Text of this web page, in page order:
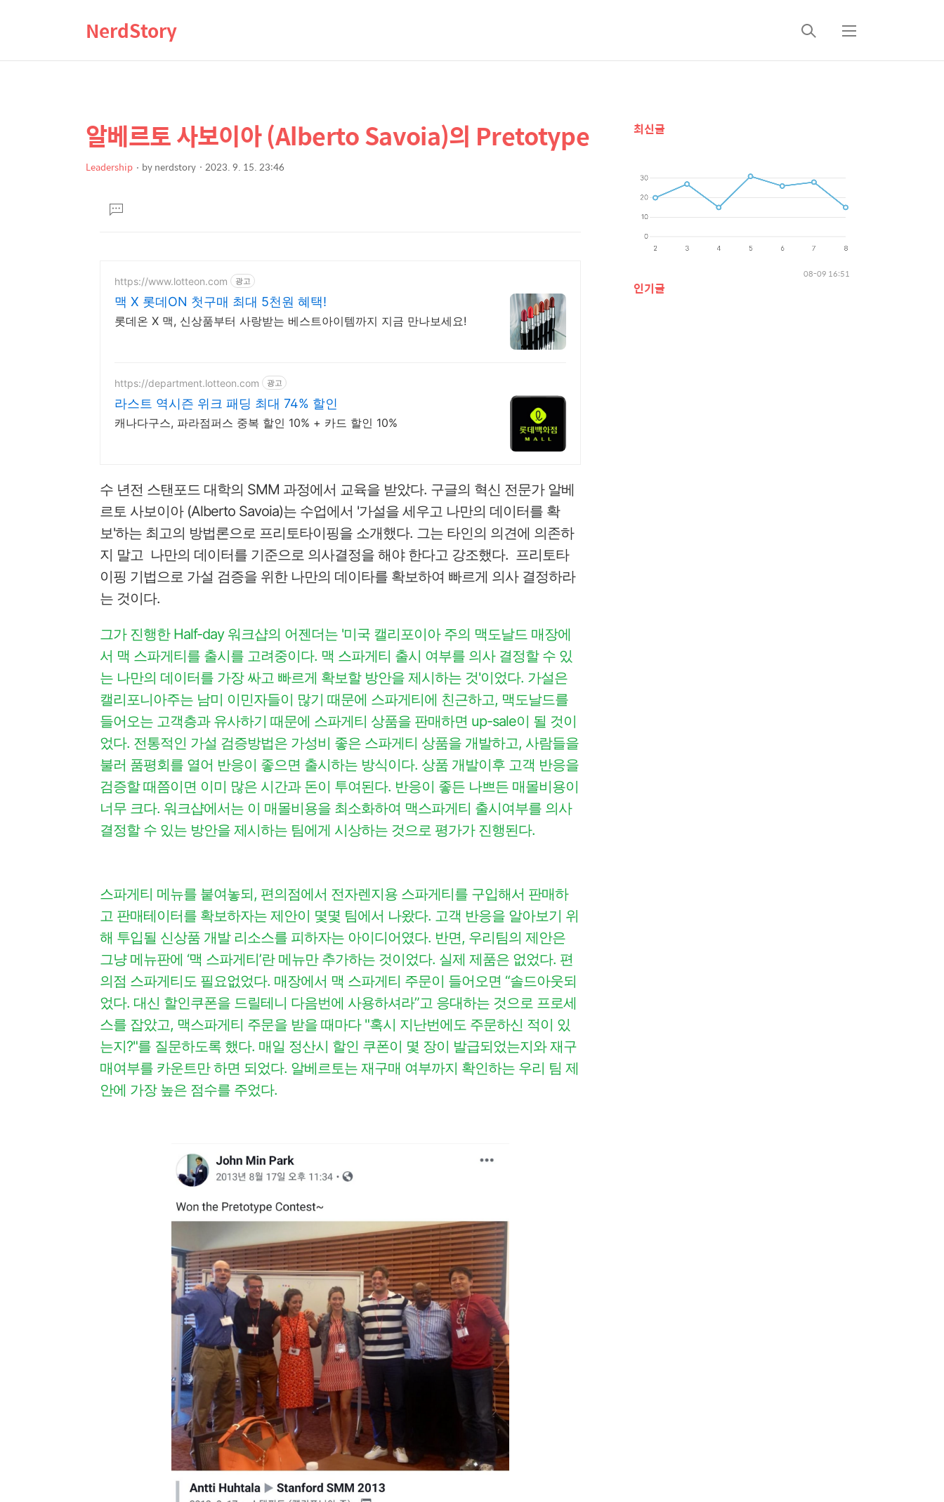
NerdStory
검
메
상
세
컨
본
문
제
알베르토 사보이아 (Alberto Savoia)의 Pretotype
Leadership bynerdstory 2023. 9. 15. 23:46
댓
글
https://www.lotteon.com 광고
맥 X 롯데ON 첫구매 최대 5천원 혜택!
롯데온 X 맥, 신상품부터 사랑받는 베스트아이템까지 지금 만나보세요!
https://department.lotteon.com 광고
라스트 역시즌 위크 패딩 최대 74% 할인
캐나다구스, 파라점퍼스 중복 할인 10% + 카드 할인 10%
수 년전 스탠포드 대학의 SMM 과정에서 교육을 받았다. 구글의 혁신 전문가 알베
르토 사보이아 (Alberto Savoia)는 수업에서 '가설을 세우고 나만의 데이터를 확
보'하는 최고의 방법론으로 프리토타이핑을 소개했다. 그는 타인의 의견에 의존하
지 말고 나만의 데이터를 기준으로 의사결정을 해야 한다고 강조했다. 프리토타
이핑 기법으로 가설 검증을 위한 나만의 데이타를 확보하여 빠르게 의사 결정하라
는 것이다.
그가 진행한 Half-day 워크샵의 어젠더는 '미국 캘리포이아 주의 맥도날드 매장에
서 맥 스파게티를 출시를 고려중이다. 맥 스파게티 출시 여부를 의사 결정할 수 있
는 나만의 데이터를 가장 싸고 빠르게 확보할 방안을 제시하는 것'이었다. 가설은
캘리포니아주는 남미 이민자들이 많기 때문에 스파게티에 친근하고, 맥도날드를
들어오는 고객층과 유사하기 때문에 스파게티 상품을 판매하면 up-sale이 될 것이
었다. 전통적인 가설 검증방법은 가성비 좋은 스파게티 상품을 개발하고, 사람들을
불러 품평회를 열어 반응이 좋으면 출시하는 방식이다. 상품 개발이후 고객 반응을
검증할 때쯤이면 이미 많은 시간과 돈이 투여된다. 반응이 좋든 나쁘든 매몰비용이
너무 크다. 워크샵에서는 이 매몰비용을 최소화하여 맥스파게티 출시여부를 의사
결정할 수 있는 방안을 제시하는 팀에게 시상하는 것으로 평가가 진행된다.
스파게티 메뉴를 붙여놓되, 편의점에서 전자렌지용 스파게티를 구입해서 판매하
고 판매테이터를 확보하자는 제안이 몇몇 팀에서 나왔다. 고객 반응을 알아보기 위
해 투입될 신상품 개발 리소스를 피하자는 아이디어였다. 반면, 우리팀의 제안은
그냥 메뉴판에 ‘맥 스파게티’란 메뉴만 추가하는 것이었다. 실제 제품은 없었다. 편
의점 스파게티도 필요없었다. 매장에서 맥 스파게티 주문이 들어오면 “솔드아웃되
었다. 대신 할인쿠폰을 드릴테니 다음번에 사용하셔라”고 응대하는 것으로 프로세
스를 잡았고, 맥스파게티 주문을 받을 때마다 "혹시 지난번에도 주문하신 적이 있
는지?"를 질문하도록 했다. 매일 정산시 할인 쿠폰이 몇 장이 발급되었는지와 재구
매여부를 카운트만 하면 되었다. 알베르토는 재구매 여부까지 확인하는 우리 팀 제
안에 가장 높은 점수를 주었다.
추
정
보
최신글
08-09 16:51
인기글